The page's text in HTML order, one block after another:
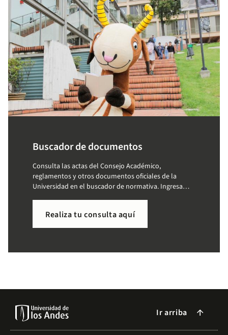
Buscador de documentos
Consulta las actas del Consejo Académico,
reglamentos y otros documentos oficiales de la
Universidad en el buscador de normativa. Ingresa
Realiza tu consulta aquí
Ir arriba arrow_forward